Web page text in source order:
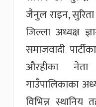
जैनुल राइन, सुरिता
जिल्ला अध्यक्ष
समाजवादी
औरहीका
गाउँपालिकाका
विभिन्न